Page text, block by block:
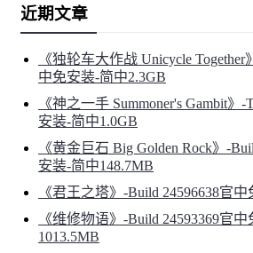
近期文章
《独轮车大作战 Unicycle Together
中免安装-简中2.3GB
《神之一手 Summoner's Gambit
安装-简中1.0GB
《黄金巨石 Big Golden Rock》-
安装-简中148.7MB
《君王之塔》-Build 24596638官
《维修物语》-Build 24593369官
1013.5MB